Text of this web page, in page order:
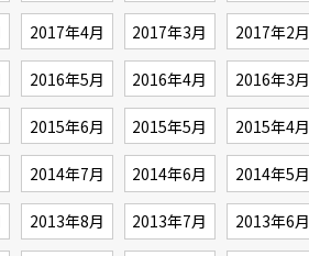
2017年4月 2017年3月 2017年2月
2016年5月 2016年4月 2016年3月
2015年6月 2015年5月 2015年4月
2014年7月 2014年6月 2014年5月
2013年8月 2013年7月 2013年6月